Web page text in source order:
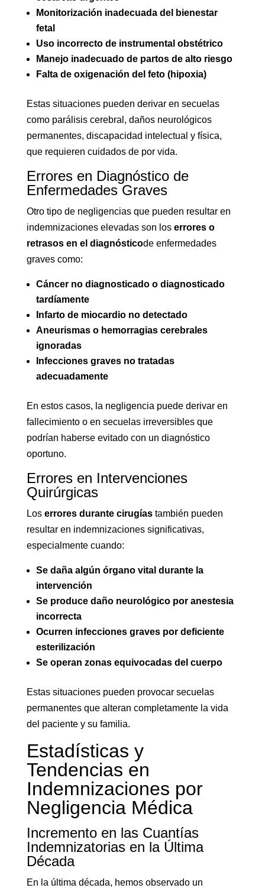
Monitorización inadecuada del bienestar
fetal
Uso incorrecto de instrumental obstétrico
Manejo inadecuado de partos de alto riesgo
Falta de oxigenación del feto (hipoxia)
Estas situaciones pueden derivar en secuelas
como parálisis cerebral, daños neurológicos
permanentes, discapacidad intelectual y física,
que requieren cuidados de por vida.
Errores en Diagnóstico de
Enfermedades Graves
Otro tipo de negligencias que pueden resultar en
indemnizaciones elevadas son los errores o
retrasos en el diagnósticode enfermedades
graves como:
Cáncer no diagnosticado o diagnosticado
tardíamente
Infarto de miocardio no detectado
Aneurismas o hemorragias cerebrales
ignoradas
Infecciones graves no tratadas
adecuadamente
En estos casos, la negligencia puede derivar en
fallecimiento o en secuelas irreversibles que
podrían haberse evitado con un diagnóstico
oportuno.
Errores en Intervenciones
Quirúrgicas
Los errores durante cirugíastambién pueden
resultar en indemnizaciones significativas,
especialmente cuando:
Se daña algún órgano vital durante la
intervención
Se produce daño neurológico por anestesia
incorrecta
Ocurren infecciones graves por deficiente
esterilización
Se operan zonas equivocadas del cuerpo
Estas situaciones pueden provocar secuelas
permanentes que alteran completamente la vida
del paciente y su familia.
Estadísticas y
Tendencias en
Indemnizaciones por
Negligencia Médica
Incremento en las Cuantías
Indemnizatorias en la Última
Década
En la última década, hemos observado un